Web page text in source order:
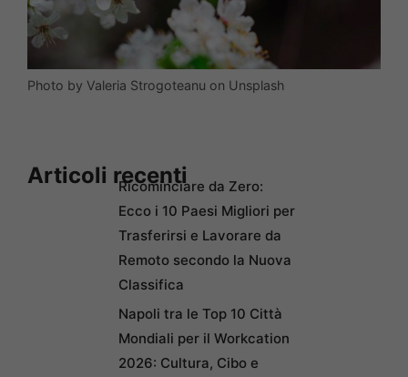
Photo by Valeria Strogoteanu on Unsplash
Articoli recentiRicominciare da Zero:
Ecco i 10 Paesi Migliori per
Trasferirsi e Lavorare da
Remoto secondo la Nuova
Classifica
Napoli tra le Top 10 Città
Mondiali per il Workcation
2026: Cultura, Cibo e